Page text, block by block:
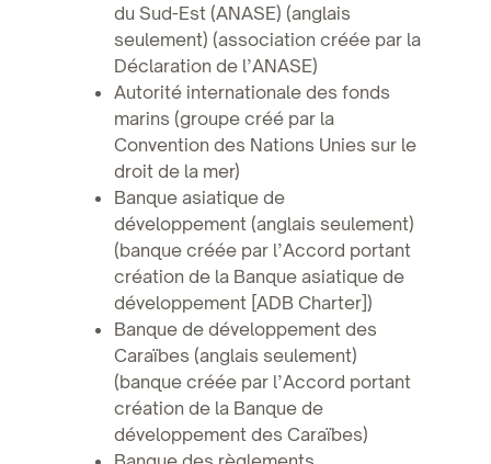
du Sud-Est (ANASE) (anglais
seulement) (association créée par la
Déclaration de l’ANASE)
Autorité internationale des fonds
marins (groupe créé par la
Convention des Nations Unies sur le
droit de la mer)
Banque asiatique de
développement (anglais seulement)
(banque créée par l’Accord portant
création de la Banque asiatique de
développement [ADB Charter])
Banque de développement des
Caraïbes (anglais seulement)
(banque créée par l’Accord portant
création de la Banque de
développement des Caraïbes)